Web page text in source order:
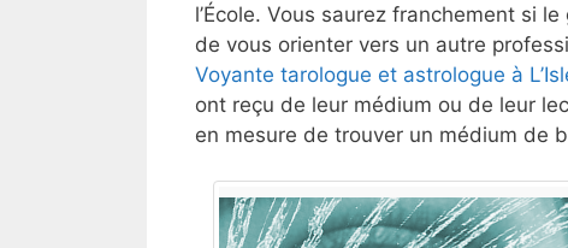
l’École. Vous saurez franchement si
de vous orienter vers un autre
Voyante tarologue et astrologue à
ont reçu de leur médium ou de leur
en mesure de trouver un médium de